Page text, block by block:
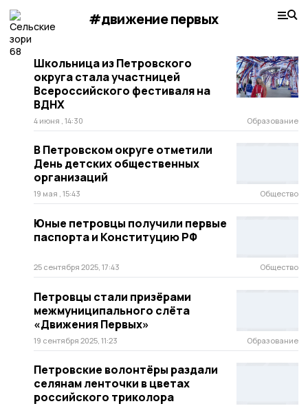
#движение первых
Школьница из Петровского
округа стала участницей
Всероссийского фестиваля на
ВДНХ
4 июня , 14:30 Образование
В Петровском округе отметили
День детских общественных
организаций
19 мая , 15:43 Общество
Юные петровцы получили первые
паспорта и Конституцию РФ
25 сентября 2025, 17:43 Общество
Петровцы стали призёрами
межмуниципального слёта
«Движения Первых»
19 сентября 2025, 11:23 Образование
Петровские волонтёры раздали
селянам ленточки в цветах
российского триколора